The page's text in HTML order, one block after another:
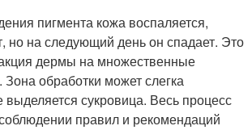
пигмента кожа воспаляется,
но на следующий день он спадает. Это
дермы на множественные
Зона обработки может слегка
выделяется сукровица. Весь процесс
правил и рекомендаций